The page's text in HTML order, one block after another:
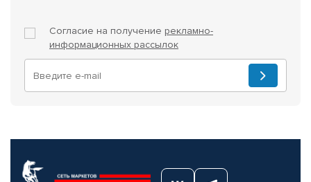
Согласие на получение рекламно-
информационных рассылок